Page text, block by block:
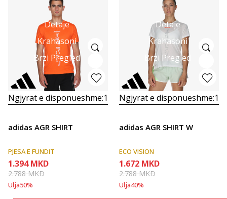
Detaje
Krahasoni
Brzi Pregled
Ngjyrat e disponueshme:1
adidas AGR SHIRT
PJESA E FUNDIT
1.394 MKD
2.788MKD
Ulja50%
Detaje
Krahasoni
Brzi Pregled
Ngjyrat e disponueshme:1
adidas AGR SHIRT W
ECO VISION
1.672 MKD
2.788MKD
Ulja40%